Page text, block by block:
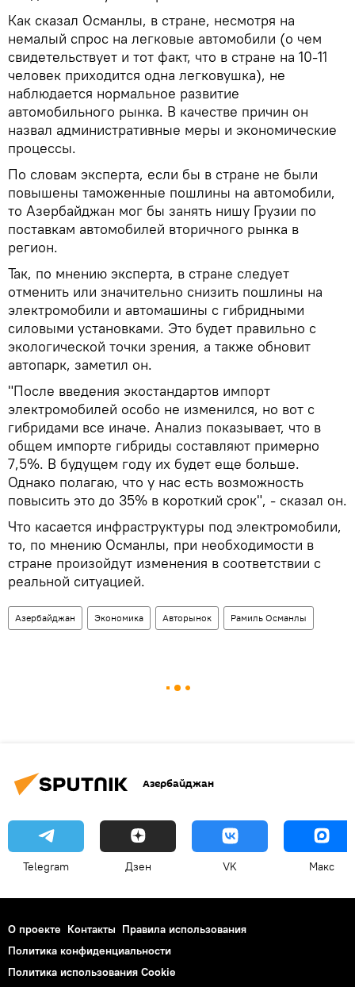
Как сказал Османлы, в стране, несмотря на
немалый спрос на легковые автомобили (о чем
свидетельствует и тот факт, что в стране на 10-11
человек приходится одна легковушка), не
наблюдается нормальное развитие
автомобильного рынка. В качестве причин он
назвал административные меры и экономические
процессы.
По словам эксперта, если бы в стране не были
повышены таможенные пошлины на автомобили,
то Азербайджан мог бы занять нишу Грузии по
поставкам автомобилей вторичного рынка в
регион.
Так, по мнению эксперта, в стране следует
отменить или значительно снизить пошлины на
электромобили и автомашины с гибридными
силовыми установками. Это будет правильно с
экологической точки зрения, а также обновит
автопарк, заметил он.
"После введения экостандартов импорт
электромобилей особо не изменился, но вот с
гибридами все иначе. Анализ показывает, что в
общем импорте гибриды составляют примерно
7,5%. В будущем году их будет еще больше.
Однако полагаю, что у нас есть возможность
повысить это до 35% в короткий срок", - сказал он.
Что касается инфраструктуры под электромобили,
то, по мнению Османлы, при необходимости в
стране произойдут изменения в соответствии с
реальной ситуацией.
Азербайджан Экономика Авторынок Рамиль Османлы
Азербайджан
Telegram Дзен VK Макс
О проекте Контакты Правила использования
Политика конфиденциальности
Политика использования Cookie